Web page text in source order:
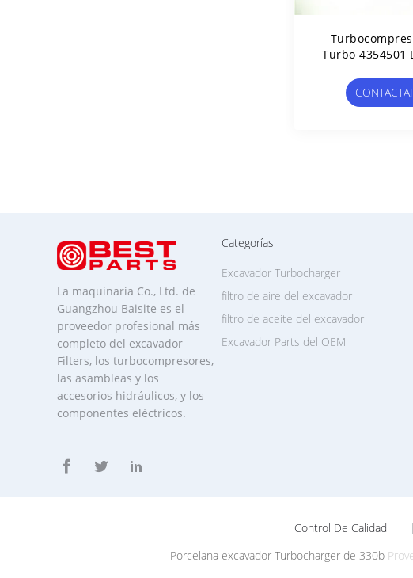
Turbo 4354501
Excavador De
La maquinaria Co., Ltd. de
Guangzhou Baisite es el
proveedor profesional más
completo del excavador
Filters, los turbocompresores,
las asambleas y los
accesorios hidráulicos, y los
componentes eléctricos.
Categorías
Excavador Parts del OEM
Excavador Turbocharger
filtro de aire del excavador
filtro de aceite del excavador
Control De Calidad |
Porcelana excavador Turbocharger de 330b